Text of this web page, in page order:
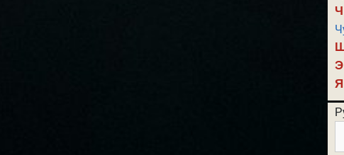
Ч
Э
Я